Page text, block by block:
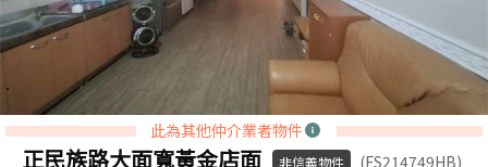
此為其他仲介業者物件
正民族路大面寬黃金店面 非信義物件
(FS214749HB)